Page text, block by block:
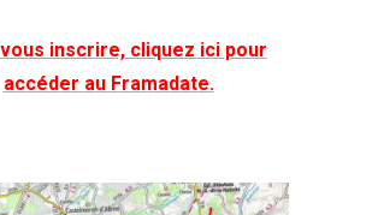
inscrire, cliquez ici pour
accéder au Framadate.